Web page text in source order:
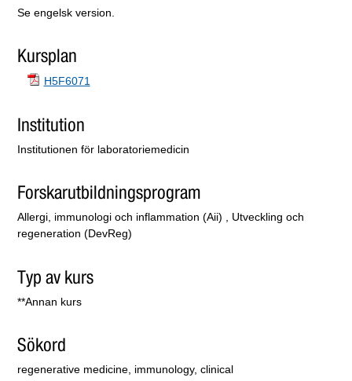
Se engelsk version.
Kursplan
H5F6071
Institution
Institutionen för laboratoriemedicin
Forskarutbildningsprogram
Allergi, immunologi och inflammation (Aii) , Utveckling och
regeneration (DevReg)
Typ av kurs
**Annan kurs
Sökord
regenerative medicine, immunology, clinical